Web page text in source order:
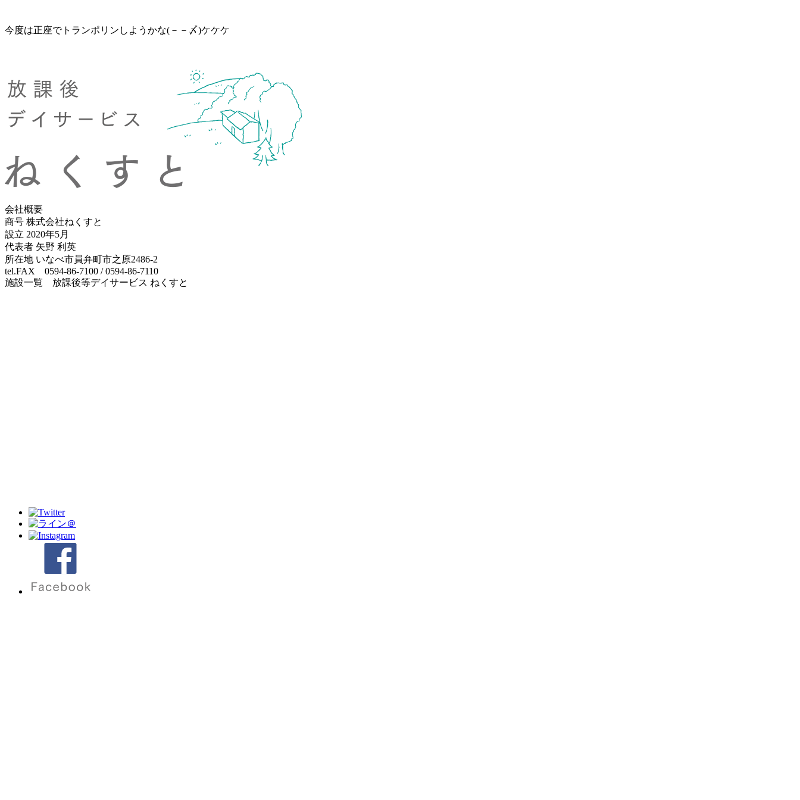
今度は正座でトランポリンしようかな(－－〆)ケケケ
会社概要
商号 株式会社ねくすと
設立 2020年5月
代表者 矢野 利英
所在地 いなべ市員弁町市之原2486-2
tel.FAX 0594-86-7100 / 0594-86-7110
施設一覧 放課後等デイサービス ねくすと